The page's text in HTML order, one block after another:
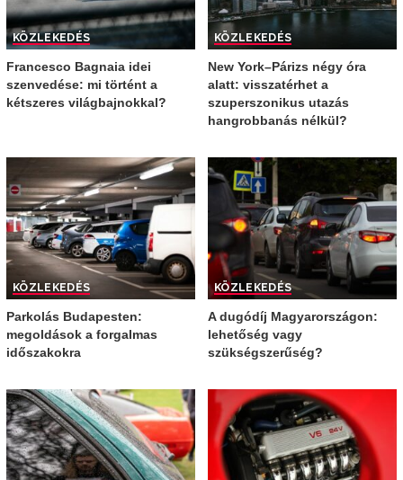
KÖZLEKEDÉS
Francesco Bagnaia idei
szenvedése: mi történt a
kétszeres világbajnokkal?
KÖZLEKEDÉS
New York–Párizs négy óra
alatt: visszatérhet a
szuperszonikus utazás
hangrobbanás nélkül?
KÖZLEKEDÉS
Parkolás Budapesten:
megoldások a forgalmas
időszakokra
KÖZLEKEDÉS
A dugódíj Magyarországon:
lehetőség vagy
szükségszerűség?